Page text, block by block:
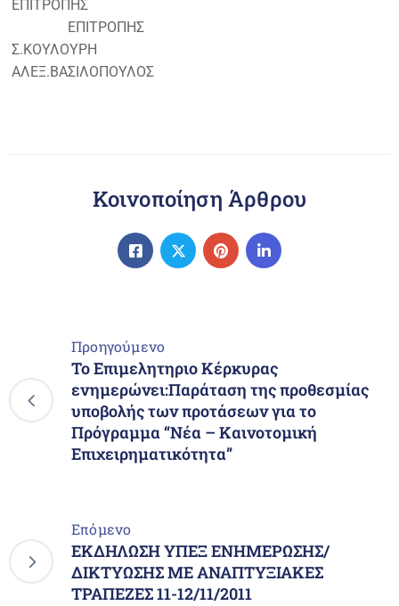
ΕΠΙΤΡΟΠΗΣ
ΕΠΙΤΡΟΠΗΣ
Σ.ΚΟΥΛΟΥΡΗ
ΑΛΕΞ.ΒΑΣΙΛΟΠΟΥΛΟΣ
Κοινοποίηση Άρθρου
Προηγούμενο
Το Επιμελητηριο Κέρκυρας
ενημερώνει:Παράταση της προθεσμίας
υποβολής των προτάσεων για το
Πρόγραμμα “Νέα – Καινοτομική
Επιχειρηματικότητα”
Επόμενο
ΕΚΔΗΛΩΣΗ ΥΠΕΞ ΕΝΗΜΕΡΩΣΗΣ/
ΔΙΚΤΥΩΣΗΣ ΜΕ ΑΝΑΠΤΥΞΙΑΚΕΣ
ΤΡΑΠΕΖΕΣ 11-12/11/2011